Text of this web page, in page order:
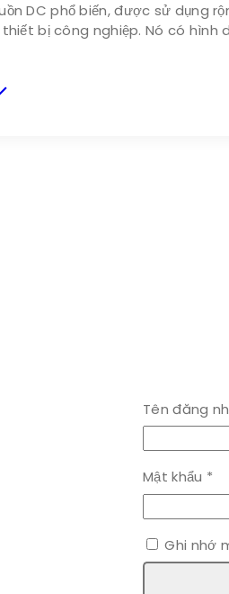
DC phổ biến, được sử
bị công nghiệp. Nó có
Tên đăng
Mật khẩu *
Ghi nhớ